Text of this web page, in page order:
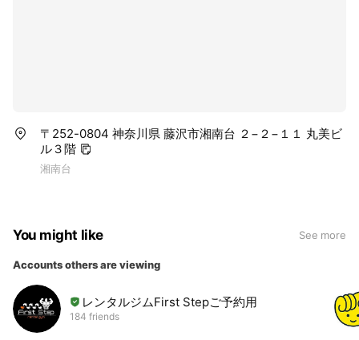
〒252-0804 神奈川県 藤沢市湘南台 ２−２−１１ 丸美ビ
ル３階
湘南台
You might like See more
Accounts others are viewing
レンタルジムFirst Stepご予約用
184 friends